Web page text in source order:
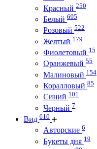
Красный 250
Белый 695
Розовый 522
Желтый 179
Фиолетовый 15
Оранжевый 55
Малиновый 154
Коралловый 85
Синий 101
Черный 7
Вид 610
Авторские 6
Букеты дня 19